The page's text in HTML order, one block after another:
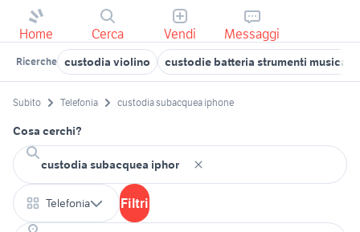
Home Cerca Vendi Messaggi
Ricerche custodia violino custodie batteria strumenti musicali
Subito Telefonia custodia subacquea iphone
Cosa cerchi?
Telefonia Filtri